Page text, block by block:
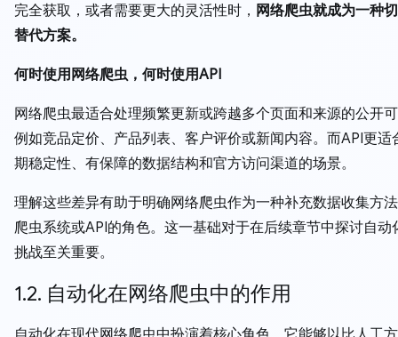
完全获取，或者需要更大的灵活性时， 网络爬虫就成为一种
替代方案。
何时使用网络爬虫，何时使用API
网络爬虫最适合处理频繁更新或跨越多个页面和来源的公开
例如竞品定价、产品列表、客户评价或新闻内容。而API更适
期稳定性、有保障的数据结构和官方访问渠道的场景。
理解这些差异有助于明确网络爬虫作为一种补充数据收集方
爬虫系统或API的角色。这一基础对于在后续章节中探讨自动
挑战至关重要。
1.2. 自动化在网络爬虫中的作用